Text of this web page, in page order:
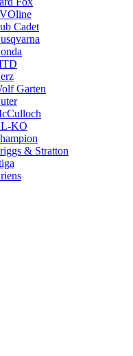
Cadet
Garten
KO
& Stratton